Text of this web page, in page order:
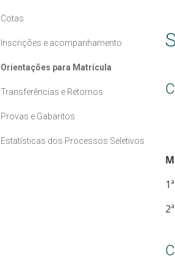
Cotas
Inscrições e acompanhamento
Orientações para Matrícula
Transferências e Retornos
Provas e Gabaritos
Estatísticas dos Processos Seletivos